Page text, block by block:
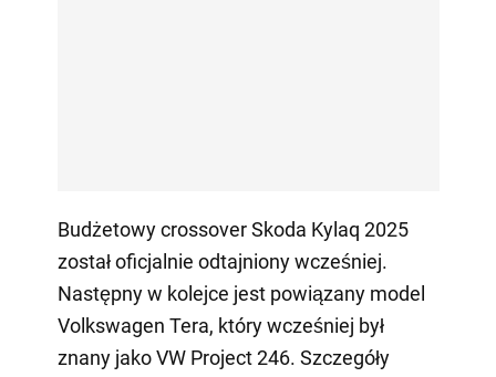
Budżetowy crossover Skoda Kylaq 2025
został oficjalnie odtajniony wcześniej.
Następny w kolejce jest powiązany model
Volkswagen Tera, który wcześniej był
znany jako VW Project 246. Szczegóły